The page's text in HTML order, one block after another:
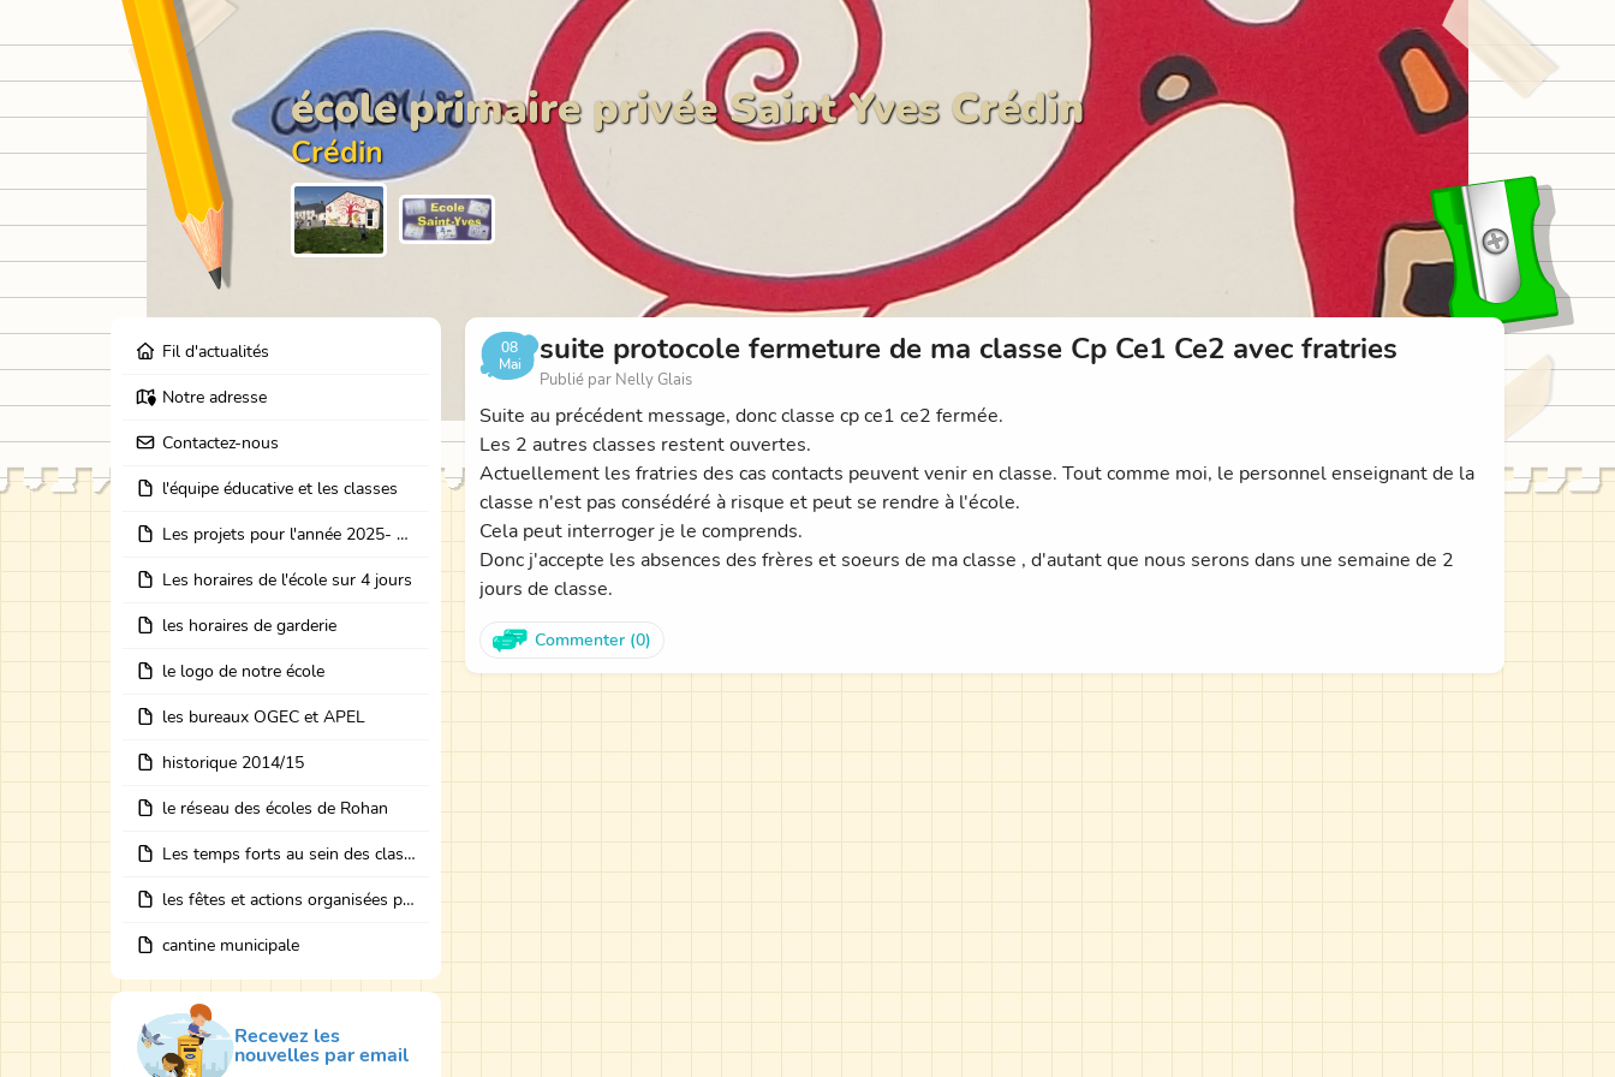
école primaire privée Saint Yves Crédin
Crédin
Fil d'actualités
Notre adresse
Contactez-nous
l'équipe éducative et les classes
Les projets pour l'année 2025- 2026: école dehors, journées partage des classes, et coopération avec les résidents de l'EHPAD
Les horaires de l'école sur 4 jours
les horaires de garderie
le logo de notre école
les bureaux OGEC et APEL
historique 2014/15
le réseau des écoles de Rohan
Les temps forts au sein des classes avec des intervenants
les fêtes et actions organisées par les bureaux
cantine municipale
Recevez les
nouvelles par email
08
Mai
suite protocole fermeture de ma classe Cp Ce1 Ce2 avec fratries
Publié par Nelly Glais
Suite au précédent message, donc classe cp ce1 ce2 fermée.
Les 2 autres classes restent ouvertes.
Actuellement les fratries des cas contacts peuvent venir en classe. Tout comme moi, le personnel enseignant de la
classe n'est pas consédéré à risque et peut se rendre à l'école.
Cela peut interroger je le comprends.
Donc j'accepte les absences des frères et soeurs de ma classe , d'autant que nous serons dans une semaine de 2
jours de classe.
Commenter (0)